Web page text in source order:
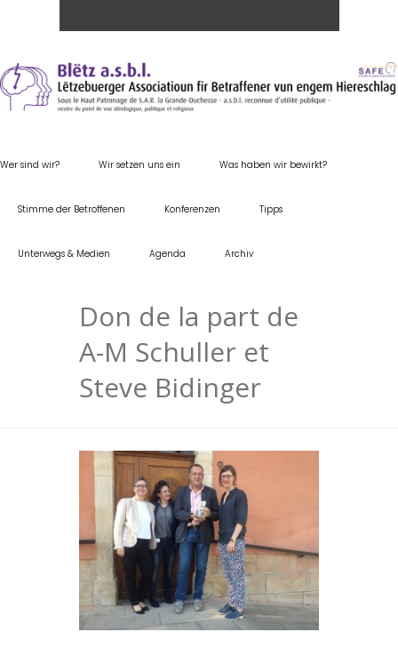
Wer sind wir? Wir setzen uns ein Was haben wir bewirkt?
Stimme der Betroffenen Konferenzen Tipps
Unterwegs & Medien Agenda Archiv
Don de la part de
A-M Schuller et
Steve Bidinger